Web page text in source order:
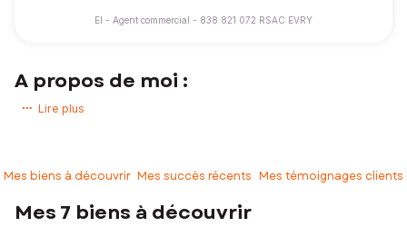
EI - Agent commercial - 838 821 072 RSAC EVRY
A propos de moi :
Vous avez un projet immobilier ? Vous souhaitez acheter ou vendre
conditions.
Je serai votre interlocutrice privilégiée tout au long de votre projet,
Lire plus
Mes biens à découvrir Mes succès récents Mes témoignages clients
Mes 7 biens à découvrir